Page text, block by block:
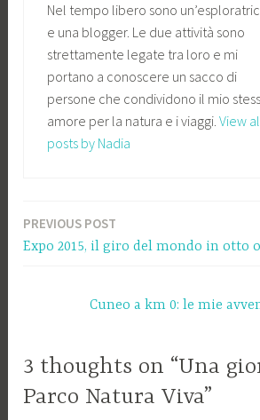
Nel tempo libero sono
e una blogger. Le due attività sono
strettamente legate tra loro e mi
portano a conoscere un sacco di
persone che condividono il mio
amore per la natura e i viaggi. View
posts by Nadia
Navigazione
articoli
PREVIOUS POST
Expo 2015, il giro del mondo in otto
Cuneo a km 0: le mie
3 thoughts on “Una
Parco Natura Viva”